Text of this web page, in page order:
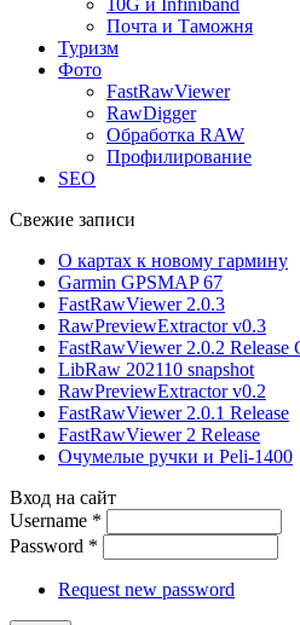
10G и Infiniband
Почта и Таможня
Туризм
Фото
FastRawViewer
RawDigger
Обработка RAW
Профилирование
SEO
Свежие записи
О картах к новому гармину
Garmin GPSMAP 67
FastRawViewer 2.0.3
RawPreviewExtractor v0.3
FastRawViewer 2.0.2 Release
LibRaw 202110 snapshot
RawPreviewExtractor v0.2
FastRawViewer 2.0.1 Release
FastRawViewer 2 Release
Очумелые ручки и Peli-1400
Вход на сайт
Username *
Password *
Request new password